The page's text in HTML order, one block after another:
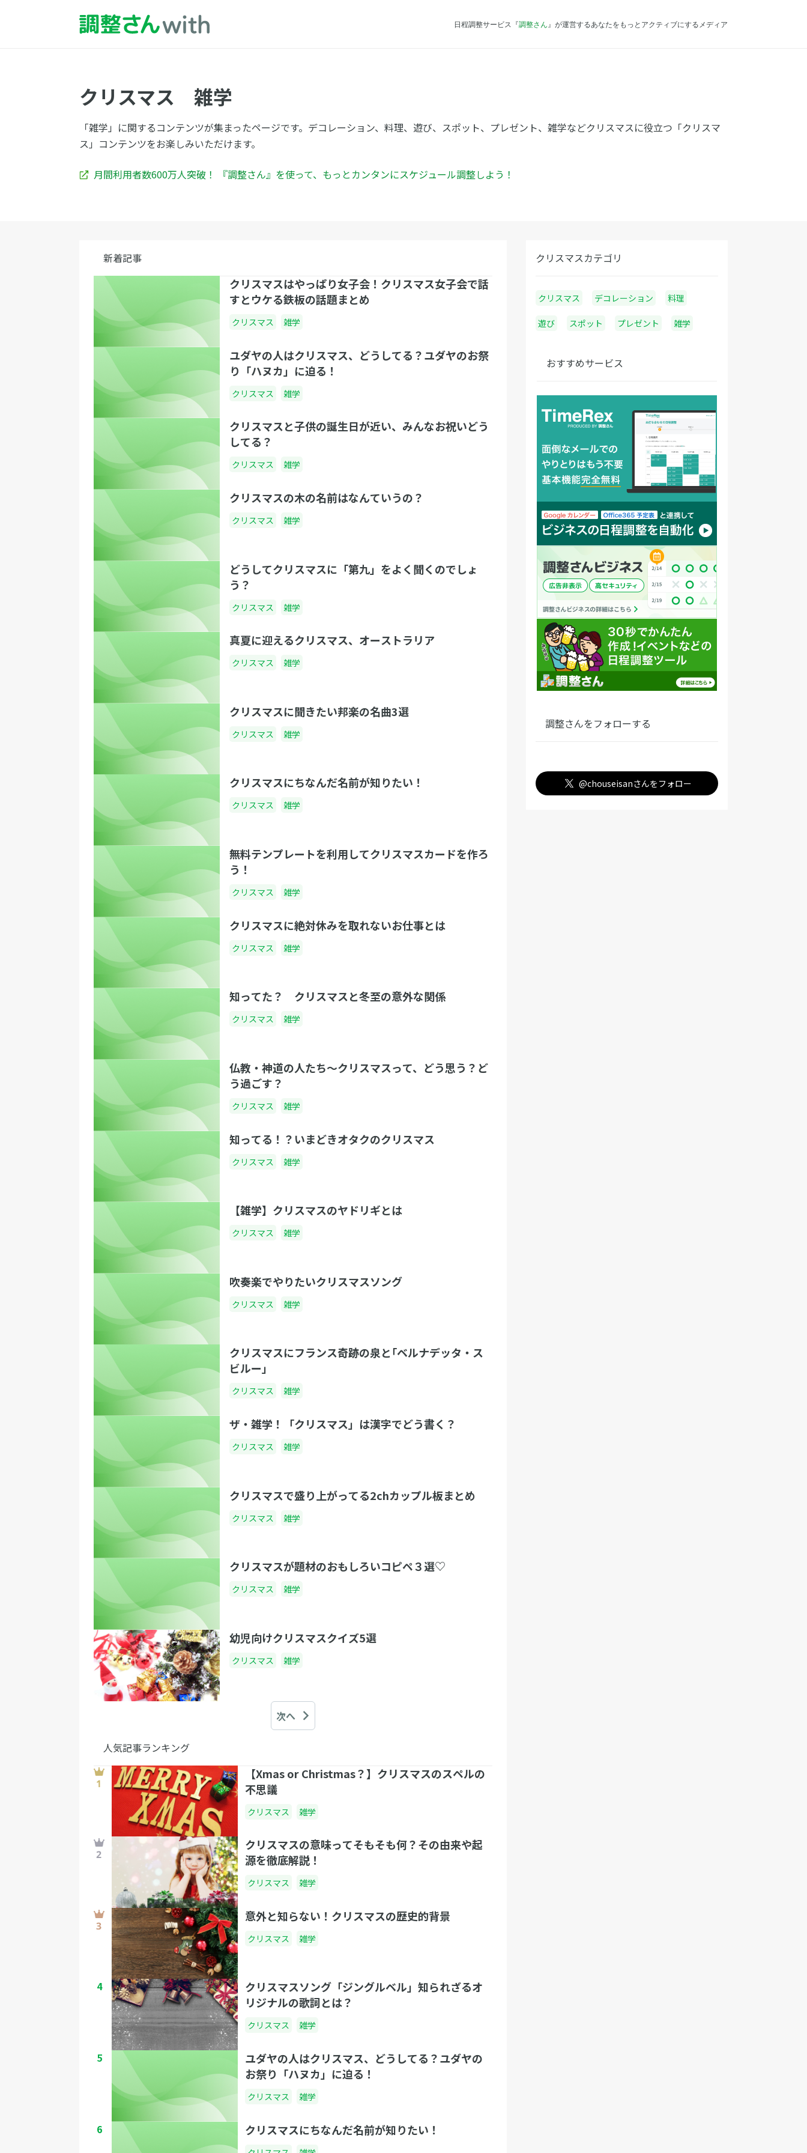
日程調整サービス『調整さん 』が運営するあなたをもっとアクティブにするメディア
クリスマス 雑学
「雑学」に関するコンテンツが集まったページです。デコレーション、料理、遊び、スポット、プレゼント、雑学などクリスマスに役立つ「クリスマ
ス」コンテンツをお楽しみいただけます。
月間利用者数600万人突破！ 『調整さん』を使って、もっとカンタンにスケジュール調整しよう！
新着記事
クリスマスはやっぱり女子会！クリスマス女子会で話
すとウケる鉄板の話題まとめ
クリスマス 雑学
ユダヤの人はクリスマス、どうしてる？ユダヤのお祭
り「ハヌカ」に迫る！
クリスマス 雑学
クリスマスと子供の誕生日が近い、みんなお祝いどう
してる？
クリスマス 雑学
クリスマスの木の名前はなんていうの？
クリスマス 雑学
どうしてクリスマスに「第九」をよく聞くのでしょ
う？
クリスマス 雑学
真夏に迎えるクリスマス、オーストラリア
クリスマス 雑学
クリスマスに聞きたい邦楽の名曲3選
クリスマス 雑学
クリスマスにちなんだ名前が知りたい！
クリスマス 雑学
無料テンプレートを利用してクリスマスカードを作ろ
う！
クリスマス 雑学
クリスマスに絶対休みを取れないお仕事とは
クリスマス 雑学
知ってた？ クリスマスと冬至の意外な関係
クリスマス 雑学
仏教・神道の人たち～クリスマスって、どう思う？ど
う過ごす？
クリスマス 雑学
知ってる！？いまどきオタクのクリスマス
クリスマス 雑学
【雑学】クリスマスのヤドリギとは
クリスマス 雑学
吹奏楽でやりたいクリスマスソング
クリスマス 雑学
クリスマスにフランス奇跡の泉と｢ベルナデッタ・ス
ビルー｣
クリスマス 雑学
ザ・雑学！「クリスマス」は漢字でどう書く？
クリスマス 雑学
クリスマスで盛り上がってる2chカップル板まとめ
クリスマス 雑学
クリスマスが題材のおもしろいコピペ３選♡
クリスマス 雑学
幼児向けクリスマスクイズ5選
クリスマス 雑学
次へ
人気記事ランキング
【Xmas or Christmas？】クリスマスのスペルの
不思議
クリスマス 雑学
クリスマスの意味ってそもそも何？その由来や起
源を徹底解説！
クリスマス 雑学
意外と知らない！クリスマスの歴史的背景
クリスマス 雑学
4
クリスマスソング「ジングルベル」知られざるオ
リジナルの歌詞とは？
クリスマス 雑学
5
ユダヤの人はクリスマス、どうしてる？ユダヤの
お祭り「ハヌカ」に迫る！
クリスマス 雑学
6 クリスマスにちなんだ名前が知りたい！
クリスマスカテゴリ
クリスマス デコレーション 料理
遊び スポット プレゼント 雑学
おすすめサービス
調整さんをフォローする
@chouseisanさんをフォロー